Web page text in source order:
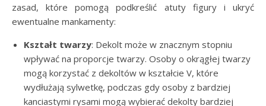
zasad, które pomogą podkreślić atuty figury i ukryć
ewentualne mankamenty:
Kształt twarzy: Dekolt może w znacznym stopniu
wpływać na proporcje twarzy. Osoby o okrągłej twarzy
mogą korzystać z dekoltów w kształcie V, które
wydłużają sylwetkę, podczas gdy osoby z bardziej
kanciastymi rysami mogą wybierać dekolty bardziej